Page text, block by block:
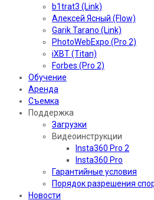
b1trat3 (Link)
Алексей Ясный (Flow)
Garik Tarano (Link)
PhotoWebExpo (Pro 2)
iXBT (Titan)
Forbes (Pro 2)
Обучение
Аренда
Съемка
Поддержка
Загрузки
Видеоинструкции
Insta360 Pro 2
Insta360 Pro
Гарантийные условия
Порядок разрешения
Новости